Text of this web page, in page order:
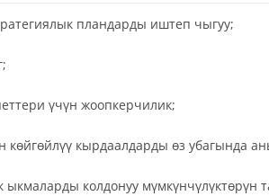
пландарды иштеп чыгуу;
үчүн жоопкерчилик;
кырдаалдарды өз убагында
колдонуу мүмкүнчүлүктөрүн